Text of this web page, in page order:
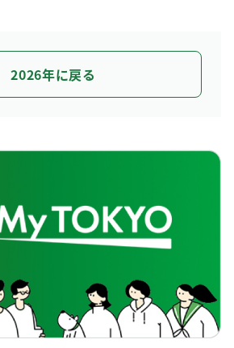
2026年に戻る